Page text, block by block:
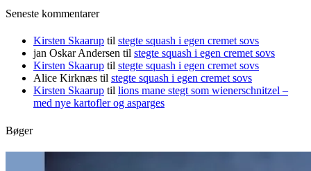
Seneste kommentarer
Kirsten Skaarup til stegte squash i egen cremet sovs
jan Oskar Andersen til stegte squash i egen cremet sovs
Kirsten Skaarup til stegte squash i egen cremet sovs
Alice Kirknæs til stegte squash i egen cremet sovs
Kirsten Skaarup til lions mane stegt som wienerschnitzel –
med nye kartofler og asparges
Bøger